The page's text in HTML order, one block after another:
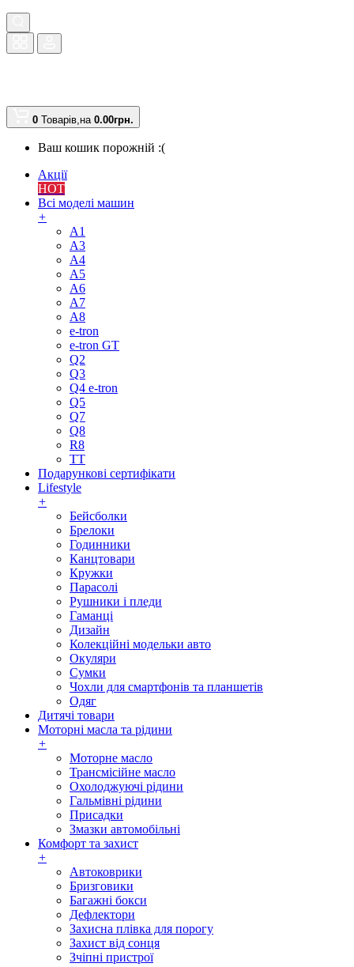
0 Товарів,на 0.00грн.
Ваш кошик порожній :(
Акції
HOT
Всі моделі машин
+
A1
A3
A4
A5
A6
A7
A8
e-tron
e-tron GT
Q2
Q3
Q4 e-tron
Q5
Q7
Q8
R8
TT
Подарункові сертифікати
Lifestyle
+
Бейсболки
Брелоки
Годинники
Канцтовари
Кружки
Парасолі
Рушники і пледи
Гаманці
Дизайн
Колекційні модельки авто
Окуляри
Сумки
Чохли для смартфонів та планшетів
Одяг
Дитячі товари
Моторні масла та рідини
+
Моторне масло
Трансмісійне масло
Охолоджуючі рідини
Гальмівні рідини
Присадки
Змазки автомобільні
Комфорт та захист
+
Автоковрики
Бризговики
Багажні бокси
Дефлектори
Захисна плівка для порогу
Захист від сонця
Зчіпні пристрої